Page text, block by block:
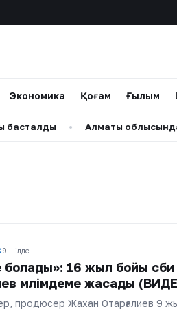
Экономика Қоғам Ғылым
• Алматы облысында
9 шілде
болады»: 16 жыл бойы
мәлімдеме жасады
продюсер Жахан Отарғалиев 9